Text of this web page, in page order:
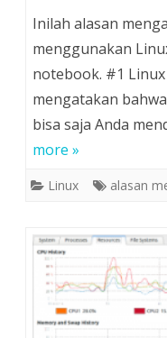
Inilah alasan
menggunakan
notebook. #1 Linux
mengatakan
bisa saja Anda
more »
Linux alasan